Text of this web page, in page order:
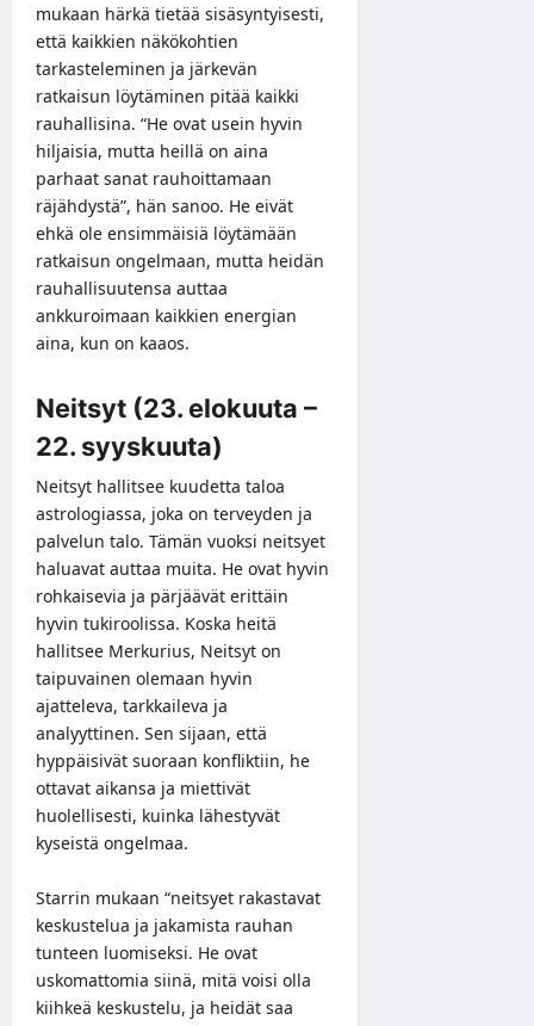
mukaan härkä tietää sisäsyntyisesti,
että kaikkien näkökohtien
tarkasteleminen ja järkevän
ratkaisun löytäminen pitää kaikki
rauhallisina. “He ovat usein hyvin
hiljaisia, mutta heillä on aina
parhaat sanat rauhoittamaan
räjähdystä”, hän sanoo. He eivät
ehkä ole ensimmäisiä löytämään
ratkaisun ongelmaan, mutta heidän
rauhallisuutensa auttaa
ankkuroimaan kaikkien energian
aina, kun on kaaos.
Neitsyt (23. elokuuta –
22. syyskuuta)
Neitsyt hallitsee kuudetta taloa
astrologiassa, joka on terveyden ja
palvelun talo. Tämän vuoksi neitsyet
haluavat auttaa muita. He ovat hyvin
rohkaisevia ja pärjäävät erittäin
hyvin tukiroolissa. Koska heitä
hallitsee Merkurius, Neitsyt on
taipuvainen olemaan hyvin
ajatteleva, tarkkaileva ja
analyyttinen. Sen sijaan, että
hyppäisivät suoraan konfliktiin, he
ottavat aikansa ja miettivät
huolellisesti, kuinka lähestyvät
kyseistä ongelmaa.
Starrin mukaan “neitsyet rakastavat
keskustelua ja jakamista rauhan
tunteen luomiseksi. He ovat
uskomattomia siinä, mitä voisi olla
kiihkeä keskustelu, ja heidät saa